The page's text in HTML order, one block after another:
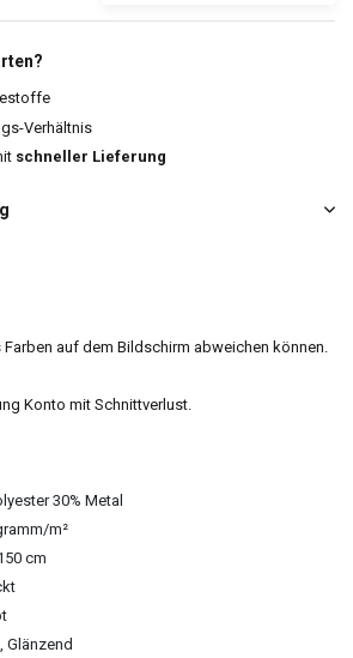
Verhältnis
schneller Lieferung
auf dem Bildschirm abweichen können.
Konto mit Schnittverlust.
30% Metal
m²
cm
Glänzend